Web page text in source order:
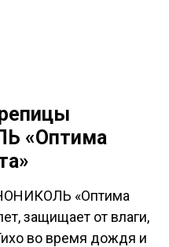
«Оптима
«Оптима
защищает от влаги,
во время дождя и